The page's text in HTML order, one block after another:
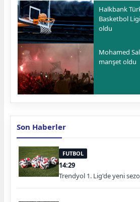
Halkbank
Basketbol
oldu
Mohamed
manşet oldu
Son Haberler
FUTBOL
14:29
Trendyol 1. Lig'de yeni